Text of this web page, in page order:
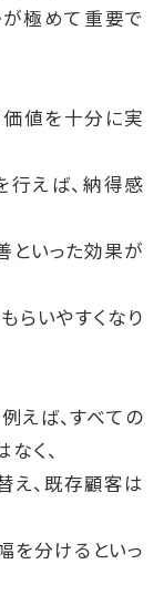
です。
ル数などが基
ケールするほど
。
する」ことを嫌
を確保する工
リッド型」が多
ィアごとのバン
。
、同時に自社の
す。
が極めて重要で
価値を十分に実
えば、納得感
といった効果が
らいやすくなり
えば、すべての
く、
え、既存顧客は
を分けるといっ